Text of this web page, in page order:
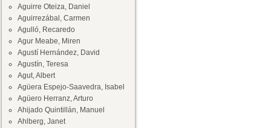
Aguirre Oteiza, Daniel
Aguirrezábal, Carmen
Agulló, Recaredo
Agur Meabe, Miren
Agustí Hernández, David
Agustín, Teresa
Agut, Albert
Agüera Espejo-Saavedra, Isabel
Agüero Herranz, Arturo
Ahijado Quintillán, Manuel
Ahlberg, Janet